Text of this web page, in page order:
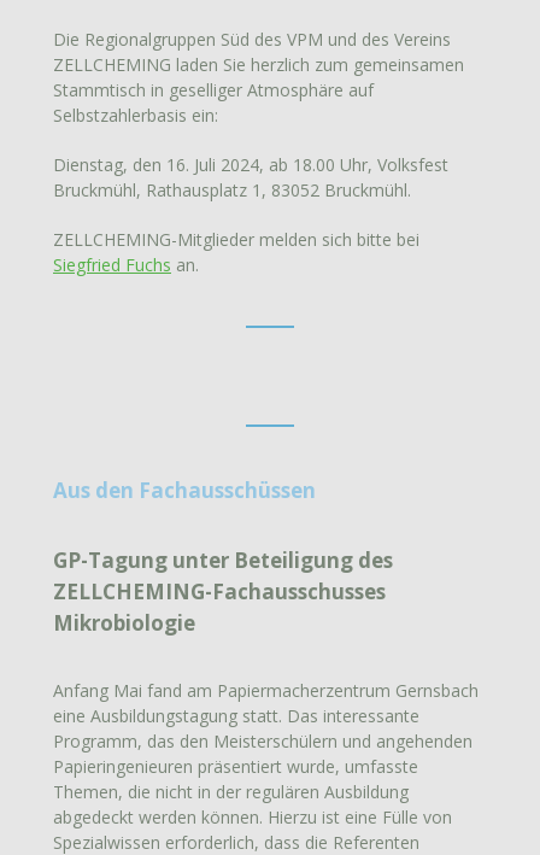
Die Regionalgruppen Süd des VPM und des Vereins
ZELLCHEMING laden Sie herzlich zum gemeinsamen
Stammtisch in geselliger Atmosphäre auf
Selbstzahlerbasis ein:
Dienstag, den 16. Juli 2024, ab 18.00 Uhr, Volksfest
Bruckmühl, Rathausplatz 1, 83052 Bruckmühl.
ZELLCHEMING-Mitglieder melden sich bitte bei
Siegfried Fuchs an.
Aus den Fachausschüssen
GP-Tagung unter Beteiligung des
ZELLCHEMING-Fachausschusses
Mikrobiologie
Anfang Mai fand am Papiermacherzentrum Gernsbach
eine Ausbildungstagung statt. Das interessante
Programm, das den Meisterschülern und angehenden
Papieringenieuren präsentiert wurde, umfasste
Themen, die nicht in der regulären Ausbildung
abgedeckt werden können. Hierzu ist eine Fülle von
Spezialwissen erforderlich, dass die Referenten